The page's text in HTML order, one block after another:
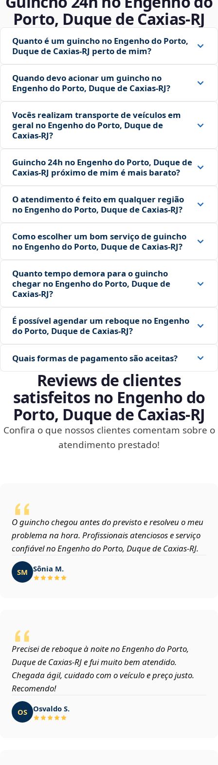
Porto, Duque de Caxias‑RJ
Quanto é um guincho no Engenho do Porto,
Duque de Caxias‑RJ perto de mim?
Quando devo acionar um guincho no
Engenho do Porto, Duque de Caxias‑RJ?
Vocês realizam transporte de veículos em
geral no Engenho do Porto, Duque de
Caxias‑RJ?
Guincho 24h no Engenho do Porto, Duque de
Caxias‑RJ próximo de mim é mais barato?
O atendimento é feito em qualquer região
no Engenho do Porto, Duque de Caxias‑RJ?
Como escolher um bom serviço de guincho
no Engenho do Porto, Duque de Caxias‑RJ?
Quanto tempo demora para o guincho
chegar no Engenho do Porto, Duque de
Caxias‑RJ?
É possível agendar um reboque no Engenho
do Porto, Duque de Caxias‑RJ?
Quais formas de pagamento são aceitas?
Reviews de clientes
satisfeitos no Engenho do
Porto, Duque de Caxias‑RJ
Confira o que nossos clientes comentam sobre o
atendimento prestado!
O guincho chegou antes do previsto e resolveu o meu
problema na hora. Profissionais atenciosos e serviço
confiável no Engenho do Porto, Duque de Caxias‑RJ.
SM Sônia M.
Precisei de reboque à noite no Engenho do Porto,
Duque de Caxias‑RJ e fui muito bem atendido.
Chegada ágil, cuidado com o veículo e preço justo.
Recomendo!
OS Osvaldo S.